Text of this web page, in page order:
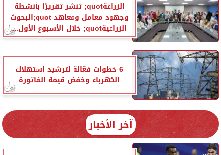
الزراعةquot; تنشر تقريرًا بأنشطة
وجهود معامل ومعاهد quot;البحوث
الزراعيةquot; خلال الأسبوع الأول...
6 خطوات فعّالة لترشيد استهلاك
الكهرباء وخفض قيمة الفاتورة
آخر الأخبار